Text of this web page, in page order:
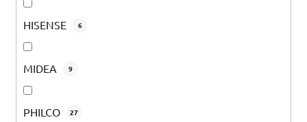
HISENSE 6
MIDEA 9
PHILCO 27